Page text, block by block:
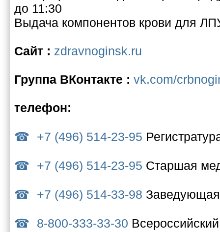
до 11:30
Выдача компонентов крови для
Сайт : zdravnoginsk.ru
Группа ВКонтакте : vk.com/
телефон:
+7 (496) 514-23-95
+7 (496) 514-23-95 Старшая
+7 (496) 514-33-98
8-800-333-33-30